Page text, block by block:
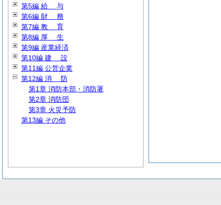
第5編 給 与
第6編 財 務
第7編 教 育
第8編 厚 生
第9編 産業経済
第10編 建 設
第11編 公営企業
第12編 消 防
第1章 消防本部・消防署
第2章 消防団
第3章 火災予防
第13編 その他